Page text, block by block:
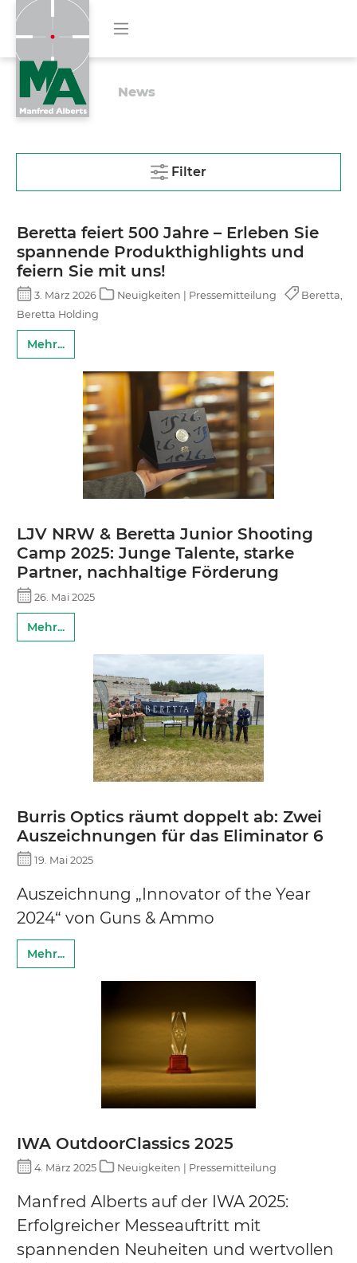
News
Filter
Beretta feiert 500 Jahre – Erleben Sie
spannende Produkthighlights und
feiern Sie mit uns!
3. März 2026 Neuigkeiten | Pressemitteilung
Beretta,
Beretta Holding
Mehr...
LJV NRW & Beretta Junior Shooting
Camp 2025: Junge Talente, starke
Partner, nachhaltige Förderung
26. Mai 2025
Mehr...
Burris Optics räumt doppelt ab: Zwei
Auszeichnungen für das Eliminator 6
19. Mai 2025
Auszeichnung „Innovator of the Year
2024“ von Guns & Ammo
Mehr...
IWA OutdoorClassics 2025
4. März 2025 Neuigkeiten | Pressemitteilung
Manfred Alberts auf der IWA 2025:
Erfolgreicher Messeauftritt mit
spannenden Neuheiten und wertvollen